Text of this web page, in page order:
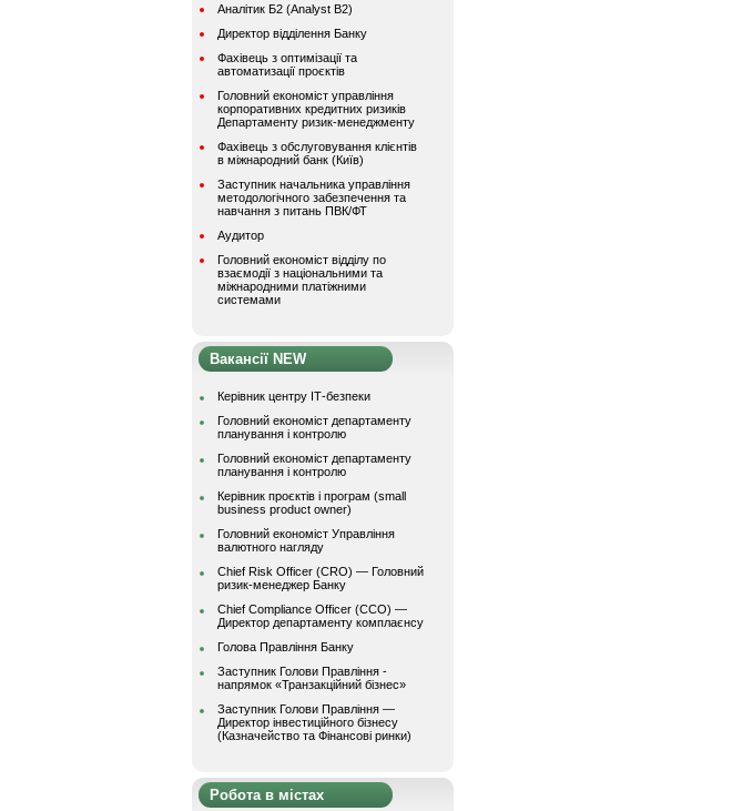
Аналітик Б2 (Analyst B2)
Директор відділення Банку
Фахівець з оптимізації та
автоматизації проєктів
Головний економіст управління
корпоративних кредитних ризиків
Департаменту ризик-менеджменту
Фахівець з обслуговування клієнтів
в міжнародний банк (Київ)
Заступник начальника управління
методологічного забезпечення та
навчання з питань ПВК/ФТ
Аудитор
Головний економіст відділу по
взаємодії з національними та
міжнародними платіжними
системами
Вакансії NEW
Керівник центру ІТ-безпеки
Головний економіст департаменту
планування і контролю
Головний економіст департаменту
планування і контролю
Керівник проєктів і програм (small
business product owner)
Головний економіст Управління
валютного нагляду
Chief Risk Officer (CRO) — Головний
ризик-менеджер Банку
Chief Compliance Officer (CCO) —
Директор департаменту комплаєнсу
Голова Правління Банку
Заступник Голови Правління -
напрямок «Транзакційний бізнес»
Заступник Голови Правління —
Директор інвестиційного бізнесу
(Казначейство та Фінансові ринки)
Робота в містах